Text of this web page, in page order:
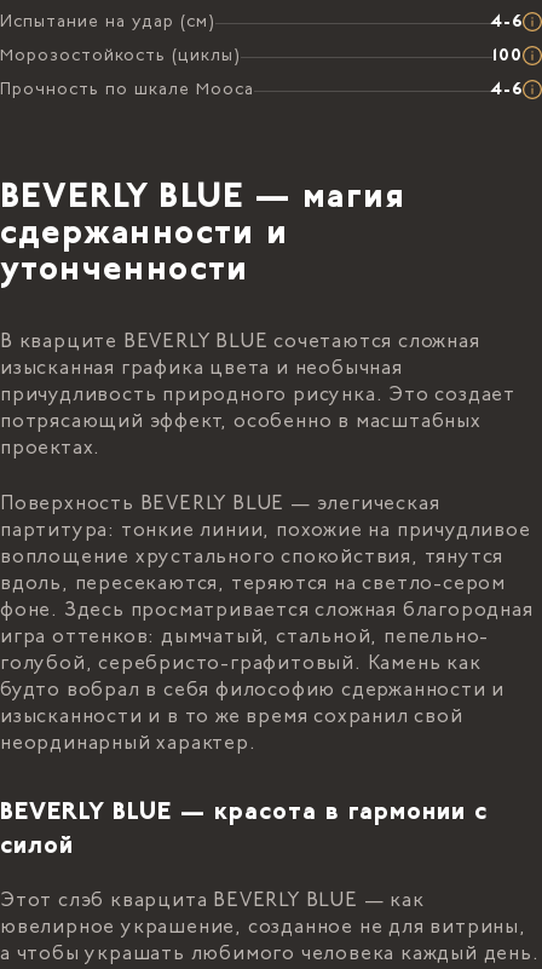
Испытание на удар (см)
4-6
Морозостойкость (циклы)
100
Прочность по шкале Мооса
4-6
BEVERLY BLUE — магия
сдержанности и
утонченности
В кварците BEVERLY BLUE сочетаются сложная
изысканная графика цвета и необычная
причудливость природного рисунка. Это создает
потрясающий эффект, особенно в масштабных
проектах.
Поверхность BEVERLY BLUE — элегическая
партитура: тонкие линии, похожие на причудливое
воплощение хрустального спокойствия, тянутся
вдоль, пересекаются, теряются на светло-сером
фоне. Здесь просматривается сложная благородная
игра оттенков: дымчатый, стальной, пепельно-
голубой, серебристо-графитовый. Камень как
будто вобрал в себя философию сдержанности и
изысканности и в то же время сохранил свой
неординарный характер.
BEVERLY BLUE — красота в гармонии с
силой
Этот слэб кварцита BEVERLY BLUE — как
ювелирное украшение, созданное не для витрины,
а чтобы украшать любимого человека каждый день.